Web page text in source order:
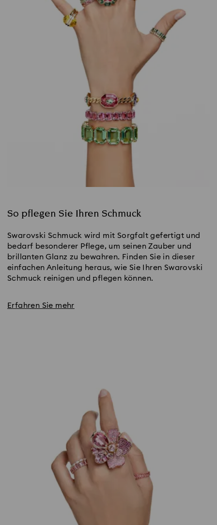
So pflegen Sie Ihren Schmuck
Swarovski Schmuck wird mit Sorgfalt gefertigt und
bedarf besonderer Pflege, um seinen Zauber und
brillanten Glanz zu bewahren. Finden Sie in dieser
einfachen Anleitung heraus, wie Sie Ihren Swarovski
Schmuck reinigen und pflegen können.
Erfahren Sie mehr